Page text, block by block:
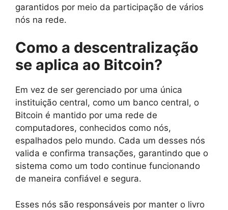
garantidos por meio da participação de vários
nós na rede.
Como a descentralização
se aplica ao Bitcoin?
Em vez de ser gerenciado por uma única
instituição central, como um banco central, o
Bitcoin é mantido por uma rede de
computadores, conhecidos como nós,
espalhados pelo mundo. Cada um desses nós
valida e confirma transações, garantindo que o
sistema como um todo continue funcionando
de maneira confiável e segura.
Esses nós são responsáveis por manter o livro